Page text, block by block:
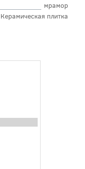
мрамор
Керамическая плитка